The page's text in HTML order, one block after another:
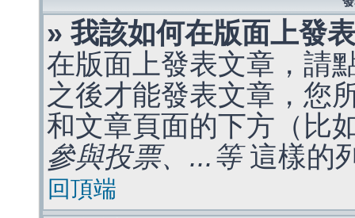
» 我該如何在版面上發
在版面上發表文章，請
之後才能發表文章，您
和文章頁面的下方（比
參與投票、...等這樣的
回頂端